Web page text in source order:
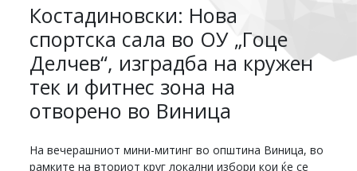
Костадиновски: Нова
спортска сала во ОУ „Гоце
Делчев“, изградба на кружен
тек и фитнес зона на
отворено во Виница
На вечерашниот мини-митинг во општина Виница, во
рамките на вториот круг локални избори кои ќе се